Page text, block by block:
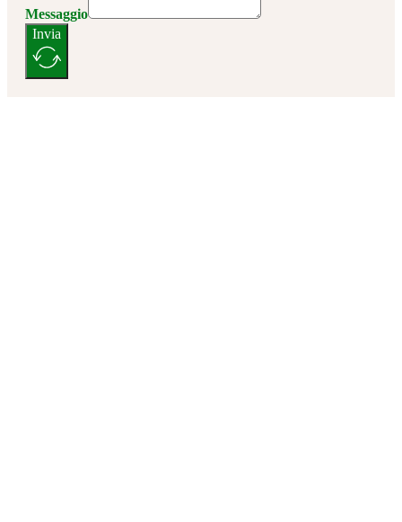
Messaggio
Invia